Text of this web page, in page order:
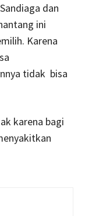
dan
ini
Karena
tidak bisa
karena bagi